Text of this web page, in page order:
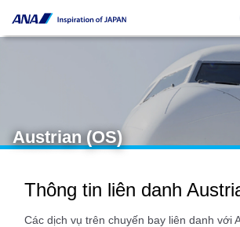
Austrian (OS)
Thông tin liên danh
Các dịch vụ trên chuyến bay liên danh với